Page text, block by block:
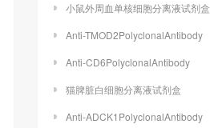
小鼠外周血单核细胞分离液试剂盒
Anti-TMOD2PolyclonalAntibody
Anti-CD6PolyclonalAntibody
猫脾脏白细胞分离液试剂盒
Anti-ADCK1PolyclonalAntibody